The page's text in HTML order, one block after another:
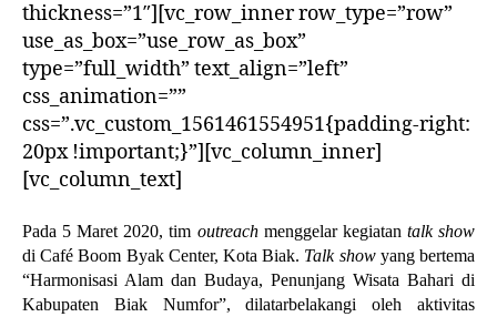
thickness=”1″][vc_row_inner row_type=”row”
use_as_box=”use_row_as_box”
type=”full_width” text_align=”left”
css_animation=””
css=”.vc_custom_1561461554951{padding-right:
20px !important;}”][vc_column_inner]
[vc_column_text]
Pada 5 Maret 2020, tim outreachmenggelar kegiatan talk show
di Café Boom Byak Center, Kota Biak. Talk showyang bertema
“Harmonisasi Alam dan Budaya, Penunjang Wisata Bahari di
Kabupaten Biak Numfor”, dilatarbelakangi oleh aktivitas